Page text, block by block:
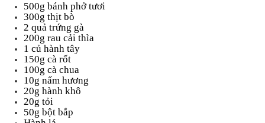
500g bánh phở tươi
300g thịt bò
2 quả trứng gà
200g rau cải thìa
1 củ hành tây
150g cà rốt
100g cà chua
10g nấm hương
20g hành khô
20g tỏi
50g bột bắp